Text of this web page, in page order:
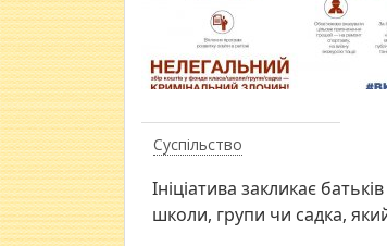
Суспільство
Ініціатива закликає
школи, групи чи садка,